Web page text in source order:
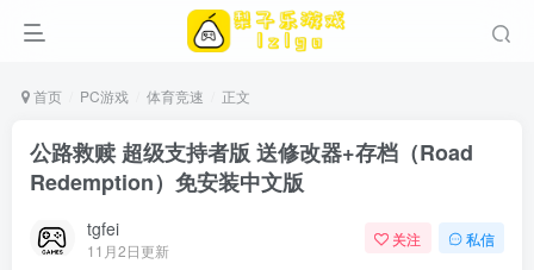
首页 PC游戏 体育竞速 正文
公路救赎 超级支持者版 送修改器+存档（Road
Redemption）免安装中文版
tgfei
11月2日更新
关注 私信